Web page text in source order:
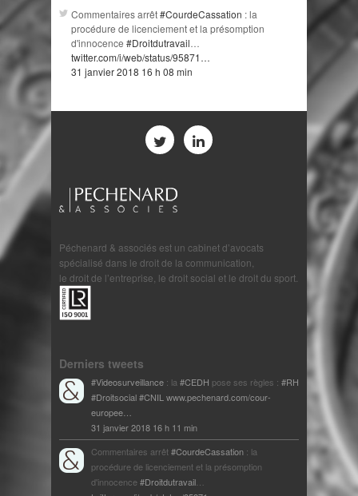
Commentaires arrêt#CourdeCassation : la
procédure de licenciement et la présomption
d'innocence #Droitdutravail
twitter.com/i/web/status/95871…
31 janvier 2018 16 h 08 min
Péchenard & associés est un cabinet d’avocats
spécialisé dans le droit de la communication,
le droit de l’entreprise, le droit social et le droit du sport.
Derniers tweets
#Videosurveillance : la#CEDH pose ses règles : #RH
#Droitsocial#CNILwww.pechenard.com/cour-
europee…
31 janvier 2018 16 h 11 min
Commentaires arrêt#CourdeCassation : la
procédure de licenciement et la présomption
d'innocence#Droitdutravail…